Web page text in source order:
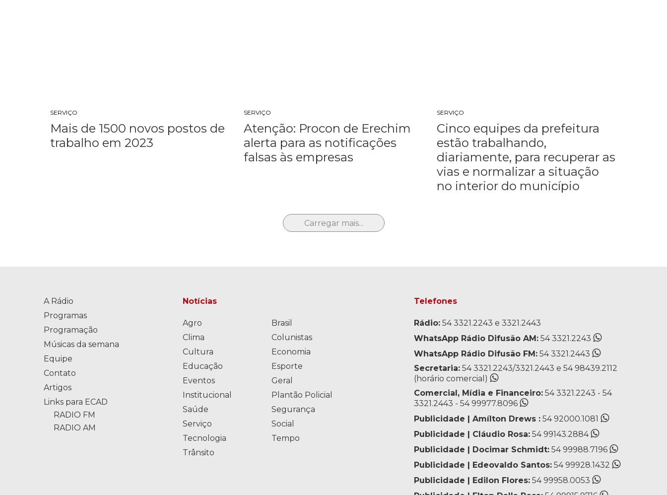
SERVIÇO
Mais de 1500 novos postos de
trabalho em 2023
SERVIÇO
Atenção: Procon de Erechim
alerta para as notificações
falsas às empresas
SERVIÇO
Cinco equipes da prefeitura
estão trabalhando,
diariamente, para recuperar as
vias e normalizar a situação
no interior do município
Carregar mais...
A Rádio
Programas
Programação
Músicas da semana
Equipe
Contato
Artigos
Links para ECAD
RADIO FM
RADIO AM
Notícias
Agro
Brasil
Clima
Colunistas
Cultura
Economia
Educação
Esporte
Eventos
Geral
Institucional
Plantão Policial
Saúde
Segurança
Serviço
Social
Tecnologia
Tempo
Trânsito
Telefones
Rádio:54 3321.2243 e 3321.2443
WhatsApp Rádio Difusão AM:54 3321.2243
WhatsApp Rádio Difusão FM:54 3321.2443
Secretaria:54 3321.2243/3321.2443 e 54 98439.2112
(horário comercial)
Comercial, Mídia e Financeiro:54 3321.2243 - 54
3321.2443 - 54 99977.8096
Publicidade | Amílton Drews :54 92000.1081
Publicidade | Cláudio Rosa:54 99143.2884
Publicidade | Docimar Schmidt:54 99988.7196
Publicidade | Edeovaldo Santos:54 99928.1432
Publicidade | Edilon Flores:54 99958.0053